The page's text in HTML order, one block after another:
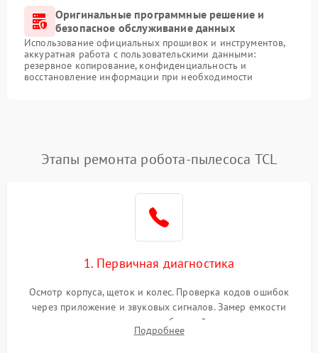
Оригинальные программные решение и
безопасное обслуживание данных
Использование официальных прошивок и инструментов,
аккуратная работа с пользовательскими данными:
резервное копирование, конфиденциальность и
восстановление информации при необходимости
Этапы ремонта робота-пылесоса TCL
1. Первичная диагностика
Осмотр корпуса, щеток и колес. Проверка кодов ошибок
через приложение и звуковых сигналов. Замер емкости
аккумулятора и тестирование базовой станции зарядки.
Оценка работы лидара, бампера и датчиков падения для
Подробнее